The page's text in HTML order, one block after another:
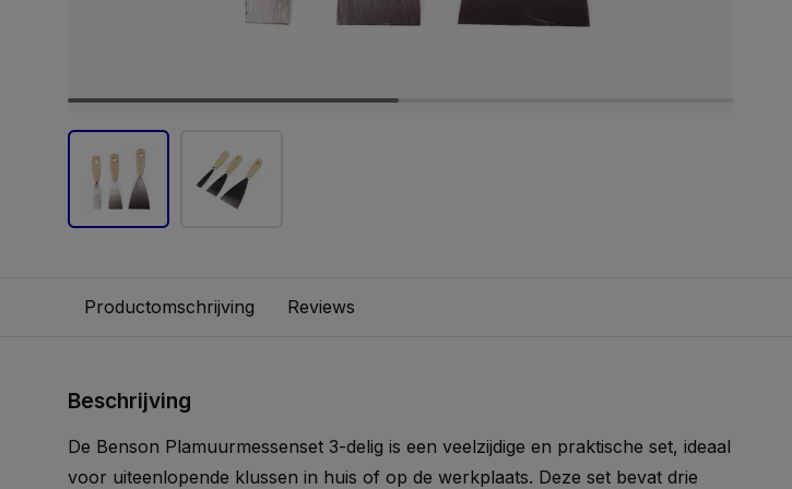
Productomschrijving Reviews
Beschrijving
De Benson Plamuurmessenset 3-delig is een veelzijdige en praktische set, ideaal
voor uiteenlopende klussen in huis of op de werkplaats. Deze set bevat drie